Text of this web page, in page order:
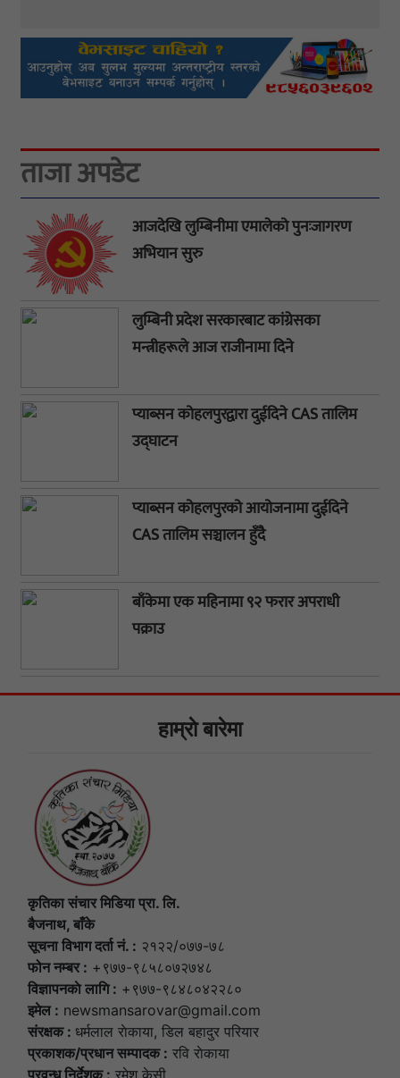
ताजा अपडेट
आजदेखि लुम्बिनीमा एमालेको पुनःजागरण
अभियान सुरु
लुम्बिनी प्रदेश सरकारबाट कांग्रेसका
मन्त्रीहरूले आज राजीनामा दिने
प्याब्सन कोहलपुरद्वारा दुईदिने CAS तालिम
उद्घाटन
प्याब्सन कोहलपुरको आयोजनामा दुईदिने
CAS तालिम सञ्चालन हुँदै
बाँकेमा एक महिनामा ९२ फरार अपराधी
पक्राउ
हाम्राे बारेमा
कृतिका संचार मिडिया प्रा. लि.
बैजनाथ, बाँके
सूचना विभाग दर्ता नं. : २१२२/०७७-७८
फोन नम्बर : +९७७-९८५८०७२७४८
विज्ञापनकाे लागि : +९७७-९८४८०४२२८०
इमेल : newsmansarovar@gmail.com
संरक्षक : धर्मलाल राेकाया, डिल बहादुर परियार
प्रकाशक/प्रधान सम्पादक : रवि राेकाया
प्रवन्ध निर्देशक : रमेश केसी